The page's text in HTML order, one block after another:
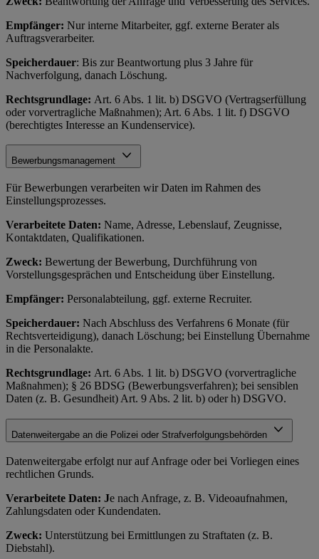
Empfänger: Nur interne Mitarbeiter, ggf. externe Berater als
Auftragsverarbeiter.
Speicherdauer: Bis zur Beantwortung plus 3 Jahre für
Nachverfolgung, danach Löschung.
Rechtsgrundlage: Art. 6 Abs. 1 lit. b) DSGVO (Vertragserfüllung
oder vorvertragliche Maßnahmen); Art. 6 Abs. 1 lit. f) DSGVO
(berechtigtes Interesse an Kundenservice).
Bewerbungsmanagement
Für Bewerbungen verarbeiten wir Daten im Rahmen des
Einstellungsprozesses.
Verarbeitete Daten: Name, Adresse, Lebenslauf, Zeugnisse,
Kontaktdaten, Qualifikationen.
Zweck: Bewertung der Bewerbung, Durchführung von
Vorstellungsgesprächen und Entscheidung über Einstellung.
Empfänger: Personalabteilung, ggf. externe Recruiter.
Speicherdauer: Nach Abschluss des Verfahrens 6 Monate (für
Rechtsverteidigung), danach Löschung; bei Einstellung Übernahme
in die Personalakte.
Rechtsgrundlage: Art. 6 Abs. 1 lit. b) DSGVO (vorvertragliche
Maßnahmen); § 26 BDSG (Bewerbungsverfahren); bei sensiblen
Daten (z. B. Gesundheit) Art. 9 Abs. 2 lit. b) oder h) DSGVO.
Datenweitergabe an die Polizei oder Strafverfolgungsbehörden
Datenweitergabe erfolgt nur auf Anfrage oder bei Vorliegen eines
rechtlichen Grunds.
Verarbeitete Daten: Je nach Anfrage, z. B. Videoaufnahmen,
Zahlungsdaten oder Kundendaten.
Zweck: Unterstützung bei Ermittlungen zu Straftaten (z. B.
Diebstahl).